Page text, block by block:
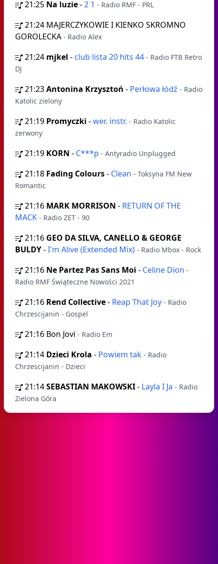
21:25 Na luzie-2 1 - Radio RMF - PRL
21:24 MAJERCZYKOWIE I KIENKO SKROMNO
GOROLECKA - Radio Alex
21:24 mjkel - club lista 20 hits 44 - Radio FTB Retro
DJ
21:23Antonina Krzysztoń - Perłowa łódź - Radio
Katolic zielony
21:19 Promyczki -wer. instr. - Radio Katolic
zerwony
21:19 KORN - C***p - Antyradio Unplugged
21:18 Fading Colours- Clean - Toksyna FM New
Romantic
21:16 MARK MORRISON - RETURN OF THE
MACK - Radio ZET - 90
21:16 GEO DA SILVA, CANELLO & GEORGE
BULDY-I'm Alive (Extended Mix) - Radio Mbox - Rock
21:16 Ne Partez Pas Sans Moi - Celine Dion -
Radio RMF Świąteczne Nowości 2021
21:16 Rend Collective- Reap That Joy - Radio
Chrzescijanin - Gospel
21:16 Bon Jovi - Radio Em
21:14 Dzieci Krola - Powiem tak - Radio
Chrzescijanin - Dzieci
21:14SEBASTIAN MAKOWSKI- Layla I Ja - Radio
Zielona Góra